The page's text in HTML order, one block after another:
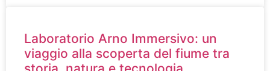
Laboratorio Arno Immersivo: un
viaggio alla scoperta del fiume tra